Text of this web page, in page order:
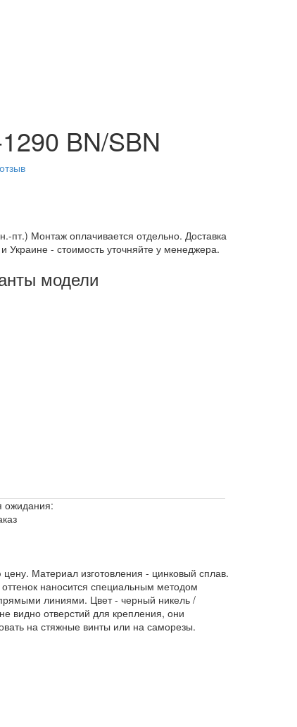
BN/SBN
пт.) Монтаж оплачивается отдельно. Доставка
Украине - стоимость уточняйте у менеджера.
модели
ожидания:
Материал изготовления - цинковый сплав.
наносится специальным методом
линиями. Цвет - черный никель /
видно отверстий для крепления, они
на стяжные винты или на саморезы.